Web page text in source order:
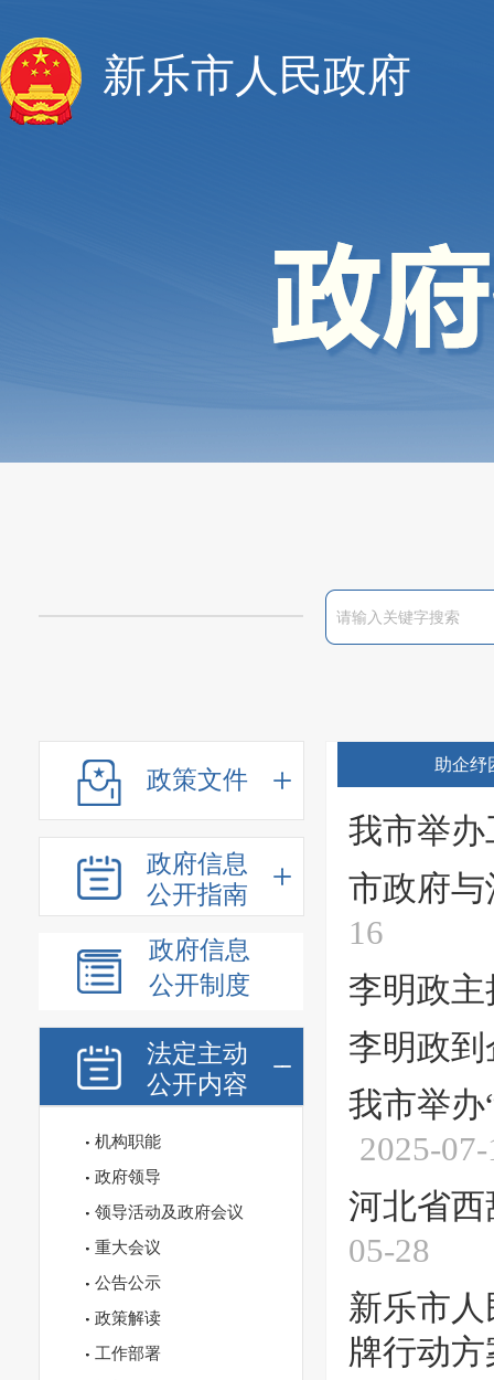
新乐市人民政府
政策文件
政府信息
公开指南
政府信息
公开制度
法定主动
公开内容
机构职能
政府领导
领导活动及政府会议
重大会议
公告公示
政策解读
工作部署
助企纾
我市举
市政府
16
李明政
李明政
我市举办
2025-
河北省
05-28
新乐市
牌行动